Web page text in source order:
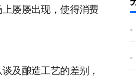
屡屡出现，使得消费
及酿造工艺的差别，